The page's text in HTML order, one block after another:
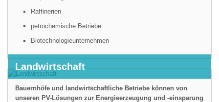
Raffinerien
petrochemische Betriebe
Biotechnologieunternehmen
Landwirtschaft
Bauernhöfe und landwirtschaftliche Betriebe können von
unseren PV-Lösungen zur Energieerzeugung und -einsparung